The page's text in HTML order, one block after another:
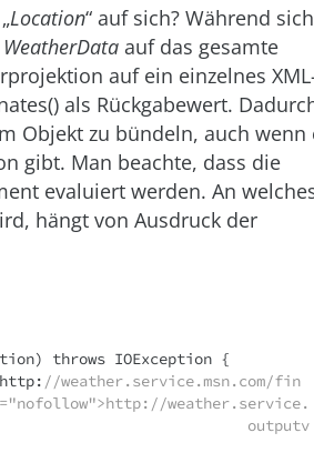
Location“ auf sich? Während sich
WeatherData auf das gesamte
auf ein einzelnes
als Rückgabewert.
Objekt zu bündeln, auch wenn
gibt. Man beachte, dass die
evaluiert werden. An
hängt von Ausdruck der
throws IOException {
http: //weather.service.msn.com/fin
weather.service.